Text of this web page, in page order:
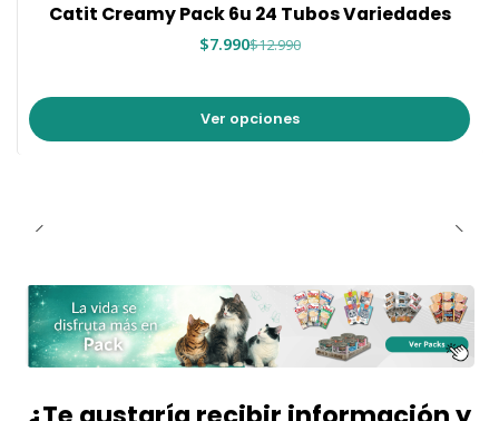
Catit Creamy Pack 6u 24 Tubos Variedades
$7.990$12.990
Ver opciones